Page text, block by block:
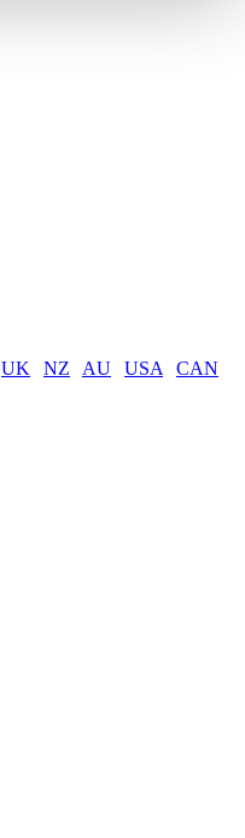
UK NZ AU USA CAN